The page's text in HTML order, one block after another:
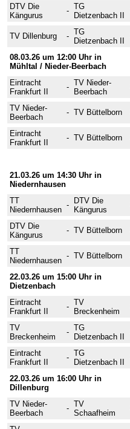
DTV Die
Kängurus
- TG
Dietzenbach II
TV Dillenburg - TG
Dietzenbach II
08.03.26 um 12:00 Uhr in
Mühltal / Nieder-Beerbach
Eintracht
Frankfurt II
- TV Nieder-
Beerbach
TV Nieder-
Beerbach
- TV Büttelborn
Eintracht
Frankfurt II
- TV Büttelborn
21.03.26 um 14:30 Uhr in
Niedernhausen
TT
Niedernhausen
-
DTV Die
Kängurus
DTV Die
Kängurus
- TV Büttelborn
TT
Niedernhausen
- TV Büttelborn
22.03.26 um 15:00 Uhr in
Dietzenbach
Eintracht
Frankfurt II
- TV
Breckenheim
TV
Breckenheim
- TG
Dietzenbach II
Eintracht
Frankfurt II
- TG
Dietzenbach II
22.03.26 um 16:00 Uhr in
Dillenburg
TV Nieder-
Beerbach
- TV
Schaafheim